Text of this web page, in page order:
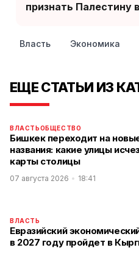
признать Палестину
Власть Экономика
ЕЩЕ СТАТЬИ ИЗ
ВЛАСТЬОБЩЕСТВО
Бишкек переходит на
названия: какие улицы
карты столицы
07 августа 2026 18:41
ВЛАСТЬ
Евразийский
в 2027 году пройдет в